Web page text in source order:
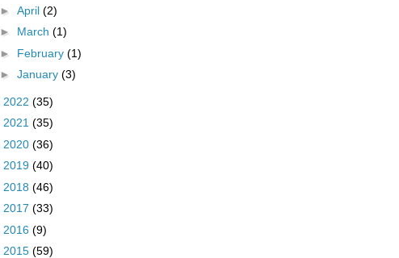
► April (2)
► March (1)
► February (1)
► January (3)
2022 (35)
2021 (35)
2020 (36)
2019 (40)
2018 (46)
2017 (33)
2016 (9)
2015 (59)